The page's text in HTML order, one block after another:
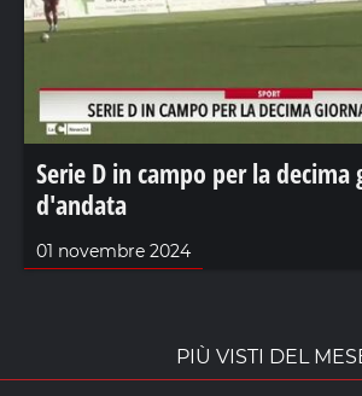
Serie D in campo per la decima
d'andata
01 novembre 2024
PIÙ VISTI DEL